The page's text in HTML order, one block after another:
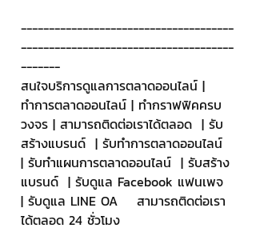
--------------------------------------
--------------------------------------
-------
สนใจบริการดูแลการตลาดออนไลน์ |
ทำการตลาดออนไลน์ | ทำกราฟฟิคครบ
วงจร | สามารถติดต่อเราได้ตลอด  | รับ
สร้างแบรนด์  | รับทำการตลาดออนไลน์
| รับทำแผนการตลาดออนไลน์  | รับสร้าง
แบรนด์  | รับดูแล Facebook แฟนเพจ
| รับดูแล LINE OA    สามารถติดต่อเรา
ได้ตลอด 24 ชั่วโมง